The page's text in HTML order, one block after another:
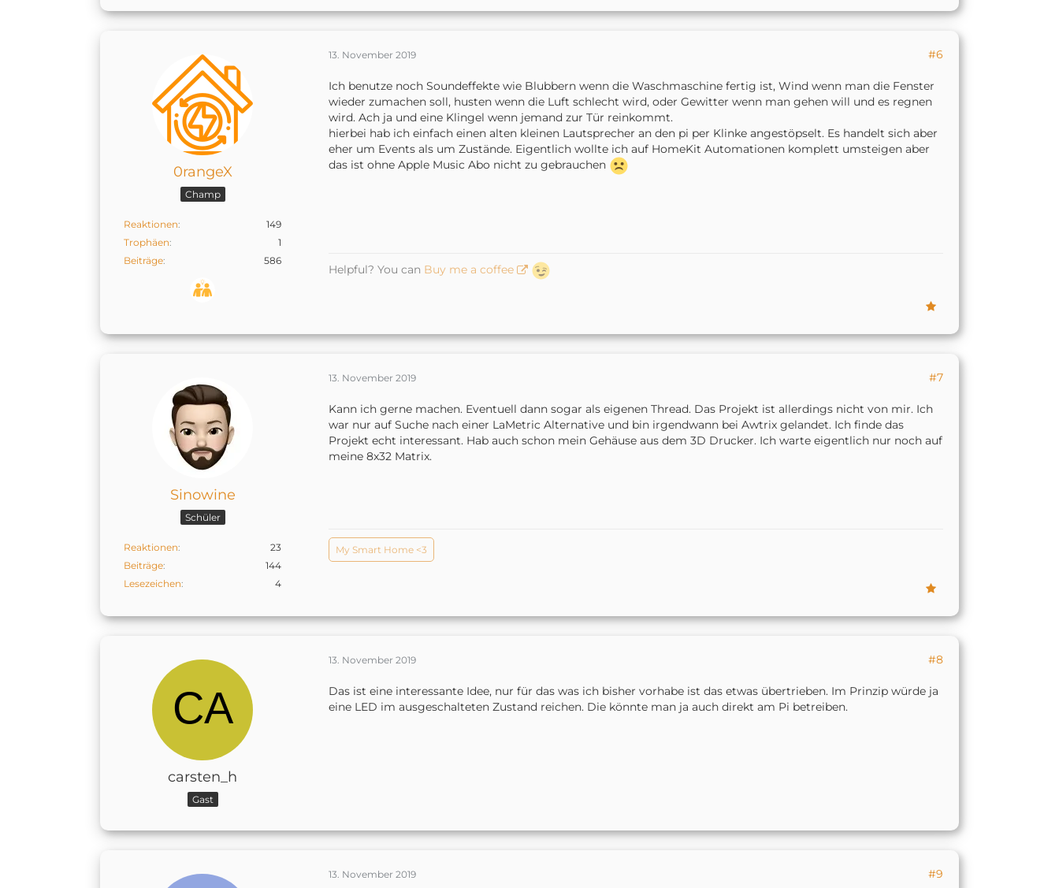
0rangeX
Champ
Reaktionen
149
Trophäen
1
Beiträge
586
13. November 2019 #6
Ich benutze noch Soundeffekte wie Blubbern wenn die Waschmaschine fertig ist, Wind wenn man die Fenster
wieder zumachen soll, husten wenn die Luft schlecht wird, oder Gewitter wenn man gehen will und es regnen
wird. Ach ja und eine Klingel wenn jemand zur Tür reinkommt.
hierbei hab ich einfach einen alten kleinen Lautsprecher an den pi per Klinke angestöpselt. Es handelt sich aber
eher um Events als um Zustände. Eigentlich wollte ich auf HomeKit Automationen komplett umsteigen aber
das ist ohne Apple Music Abo nicht zu gebrauchen
Helpful? You can Buy me a coffee
Sinowine
Schüler
Reaktionen
23
Beiträge
144
Lesezeichen
4
13. November 2019 #7
Kann ich gerne machen. Eventuell dann sogar als eigenen Thread. Das Projekt ist allerdings nicht von mir. Ich
war nur auf Suche nach einer LaMetric Alternative und bin irgendwann bei Awtrix gelandet. Ich finde das
Projekt echt interessant. Hab auch schon mein Gehäuse aus dem 3D Drucker. Ich warte eigentlich nur noch auf
meine 8x32 Matrix.
My Smart Home <3
carsten_h
Gast
13. November 2019 #8
Das ist eine interessante Idee, nur für das was ich bisher vorhabe ist das etwas übertrieben. Im Prinzip würde ja
eine LED im ausgeschalteten Zustand reichen. Die könnte man ja auch direkt am Pi betreiben.
13. November 2019 #9